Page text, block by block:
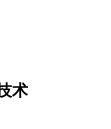
术